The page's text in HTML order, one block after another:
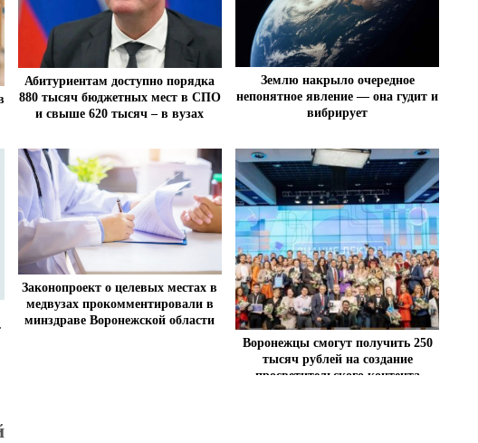
Абитуриентам доступно порядка
880 тысяч бюджетных мест в СПО
и свыше 620 тысяч – в вузах
Землю накрыло очередное
непонятное явление — она гудит и
вибрирует
Законопроект о целевых местах в
медвузах прокомментировали в
минздраве Воронежской области
Воронежцы смогут получить 250
тысяч рублей на создание
просветительского контента